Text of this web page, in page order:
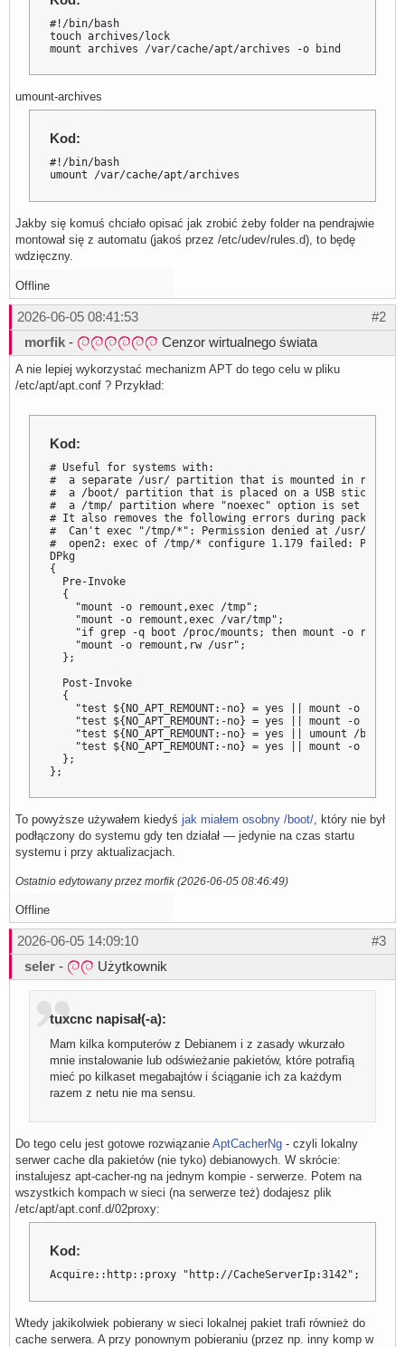
#!/bin/bash
touch archives/lock
mount archives /var/cache/apt/archives -o bind
umount-archives
Kod:
#!/bin/bash
umount /var/cache/apt/archives
Jakby się komuś chciało opisać jak zrobić żeby folder na pendrajwie
montował się z automatu (jakoś przez /etc/udev/rules.d), to będę
wdzięczny.
Offline
#2
2026-06-05 08:41:53
morfik - Cenzor wirtualnego świata
A nie lepiej wykorzystać mechanizm APT do tego celu w pliku
/etc/apt/apt.conf ? Przykład:
Kod:
# Useful for systems with:
#  a separate /usr/ partition that is mounted in read
#  a /boot/ partition that is placed on a USB stick
#  a /tmp/ partition where "noexec" option is set
# It also removes the following errors during package
#  Can't exec "/tmp/*": Permission denied at /usr/share/
#  open2: exec of /tmp/* configure 1.179 failed:
DPkg
{
  Pre-Invoke
  {
    "mount -o remount,exec /tmp";
    "mount -o remount,exec /var/tmp";
"if grep -q boot /proc/mounts; then mount -o
    "mount -o remount,rw /usr";
  };
  Post-Invoke
  {
"test ${NO_APT_REMOUNT:-no} = yes || mount -o
"test ${NO_APT_REMOUNT:-no} = yes || mount -o
"test ${NO_APT_REMOUNT:-no} = yes || umount /boot
"test ${NO_APT_REMOUNT:-no} = yes || mount -o
  };
};
To powyższe używałem kiedyś jak miałem osobny /boot/, który nie był
podłączony do systemu gdy ten działał — jedynie na czas startu
systemu i przy aktualizacjach.
Ostatnio edytowany przez morfik (2026-06-05 08:46:49)
Offline
#3
2026-06-05 14:09:10
seler - Użytkownik
tuxcnc napisał(-a):
Mam kilka komputerów z Debianem i z zasady wkurzało
mnie instalowanie lub odświeżanie pakietów, które potrafią
mieć po kilkaset megabajtów i ściąganie ich za każdym
razem z netu nie ma sensu.
Do tego celu jest gotowe rozwiązanie AptCacherNg - czyli lokalny
serwer cache dla pakietów (nie tyko) debianowych. W skrócie:
instalujesz apt-cacher-ng na jednym kompie - serwerze. Potem na
wszystkich kompach w sieci (na serwerze też) dodajesz plik
/etc/apt/apt.conf.d/02proxy:
Kod:
Acquire::http::proxy "http://CacheServerIp:3142";
Wtedy jakikolwiek pobierany w sieci lokalnej pakiet trafi również do
cache serwera. A przy ponownym pobieraniu (przez np. inny komp w